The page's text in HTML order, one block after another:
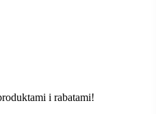
i rabatami!